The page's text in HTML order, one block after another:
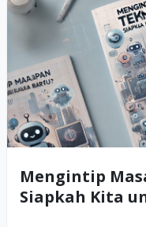
Mengintip
Siapkah Kita